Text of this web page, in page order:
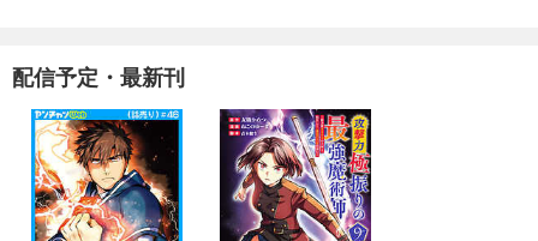
配信予定・最新刊